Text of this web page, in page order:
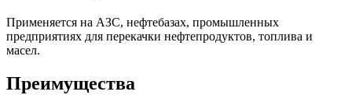
Применяется на АЗС, нефтебазах, промышленных
предприятиях для перекачки нефтепродуктов, топлива и
масел.
Преимущества